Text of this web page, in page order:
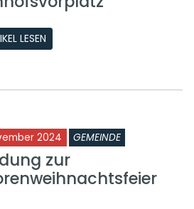
LESEN
2024 GEMEINDE
zur